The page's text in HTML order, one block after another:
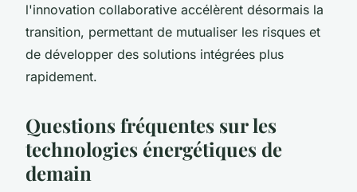
l'innovation collaborative accélèrent désormais la
transition, permettant de mutualiser les risques et
de développer des solutions intégrées plus
rapidement.
Questions fréquentes sur les
technologies énergétiques de
demain